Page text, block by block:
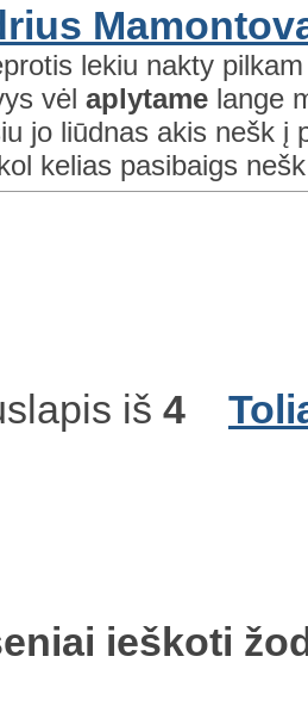
lekiu nakty
vėl aplytame lange
jo liūdnas akis nešk į
kelias pasibaigs
iš 4
ieškoti